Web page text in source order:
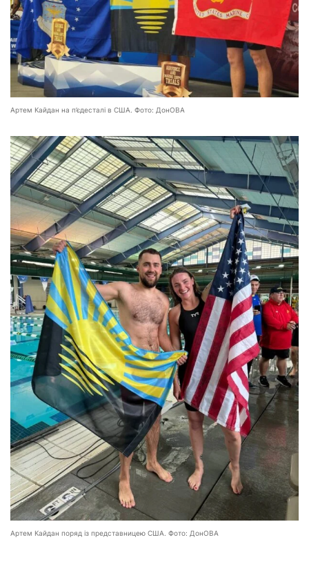
Артем Кайдан на п’єдесталі в США. Фото: ДонОВА
Артем Кайдан поряд із представницею США. Фото: ДонОВА